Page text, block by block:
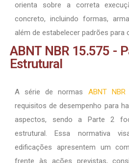
orienta sobre a correta
concreto, incluindo formas,
além de estabelecer padrões para
ABNT NBR 15.575 -
Estrutural
A série de normas ABNT NBR
requisitos de desempenho para
aspectos, sendo a Parte 2
estrutural. Essa normativa
edificações apresentem um
frente às ações previstas,